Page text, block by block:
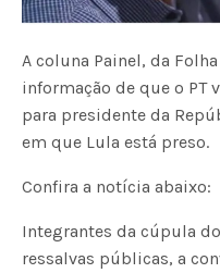
A coluna Painel, da
informação de que o
para presidente da
em que Lula está preso.
Confira a notícia abaixo:
Integrantes da cúpula
ressalvas públicas, a